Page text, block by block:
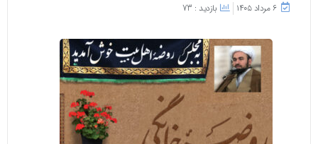
۶ مرداد ۱۴۰۵ بازدید : 73